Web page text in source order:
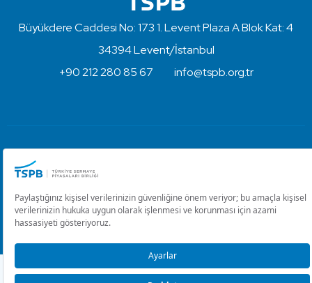
Büyükdere Caddesi No: 173 1. Levent Plaza A Blok Kat: 4
34394 Levent/İstanbul
+90 212 280 85 67
info@tspb.org.tr
Türkiye Sermaye Piyasaları Birliği ⋅ Copyright © 2023
Çerez Ayarlarını Düzenle